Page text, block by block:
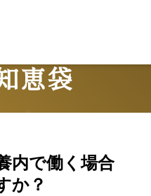
恵袋
内で働く場合
か？